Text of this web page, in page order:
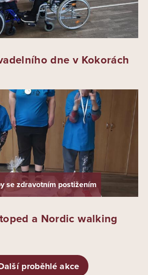
dne v Kokorách
se zdravotním postižením
a Nordic walking
proběhlé akce